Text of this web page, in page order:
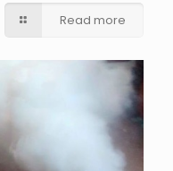
Read more